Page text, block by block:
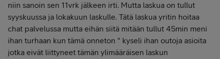
niin sanoin sen 11vrk jälkeen irti. Mutta laskua on tullut
syyskuussa ja lokakuun laskulle. Tätä laskua yritin hoitaa
chat palvelussa mutta eihän siitä mitään tullut 45min meni
ihan turhaan kun tämä onneton " kyseli ihan outoja asioita
jotka eivät liittyneet tämän ylimääräisen laskun